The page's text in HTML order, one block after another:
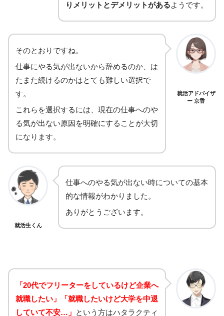
りメリットとデメリットがあるようです。
そのとおりですね。
仕事にやる気が出ないから辞めるのか、は
たまた続けるのかはとても難しい選択で
す。
これらを選択するには、現在の仕事へのや
る気が出ない原因を明確にすることが大切
になります。
就活アドバイザ
ー 京香
就活生くん
仕事へのやる気が出ない時についての基本
的な情報がわかりました。
ありがとうございます。
「20代でフリーターをしているけど企業へ
就職したい」「就職したいけど大学を中退
していて不安…」 という方はハタラクティ